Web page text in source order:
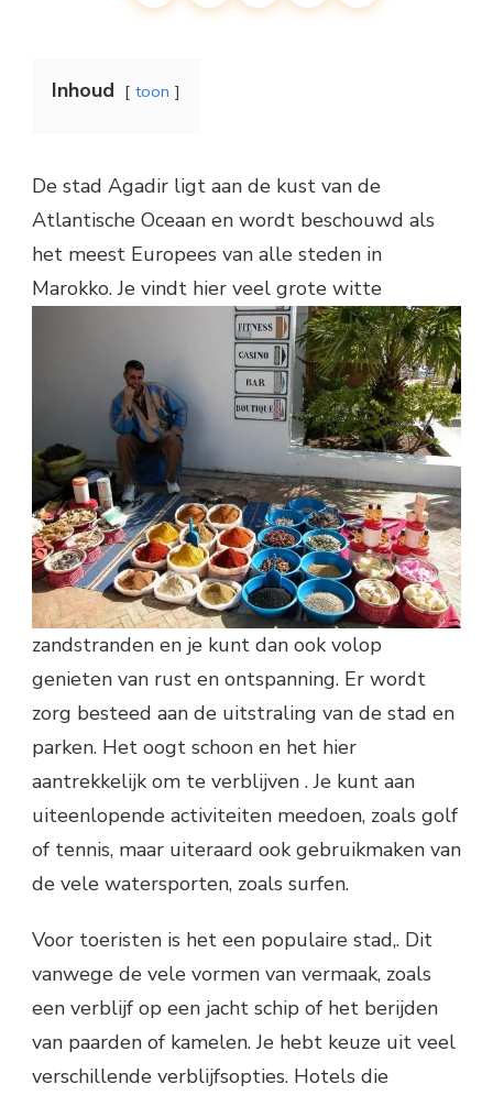
Inhoud toon
De stad Agadir ligt aan de kust van de
Atlantische Oceaan en wordt beschouwd als
het meest Europees van alle steden in
Marokko. Je vindt hier veel grote witte
zandstranden en je kunt dan ook volop
genieten van rust en ontspanning. Er wordt
zorg besteed aan de uitstraling van de stad en
parken. Het oogt schoon en het hier
aantrekkelijk om te verblijven . Je kunt aan
uiteenlopende activiteiten meedoen, zoals golf
of tennis, maar uiteraard ook gebruikmaken van
de vele watersporten, zoals surfen.
Voor toeristen is het een populaire stad,. Dit
vanwege de vele vormen van vermaak, zoals
een verblijf op een jacht schip of het berijden
van paarden of kamelen. Je hebt keuze uit veel
verschillende verblijfsopties. Hotels die